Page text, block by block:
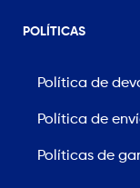
POLÍTICAS
Política de
Política de
Políticas de